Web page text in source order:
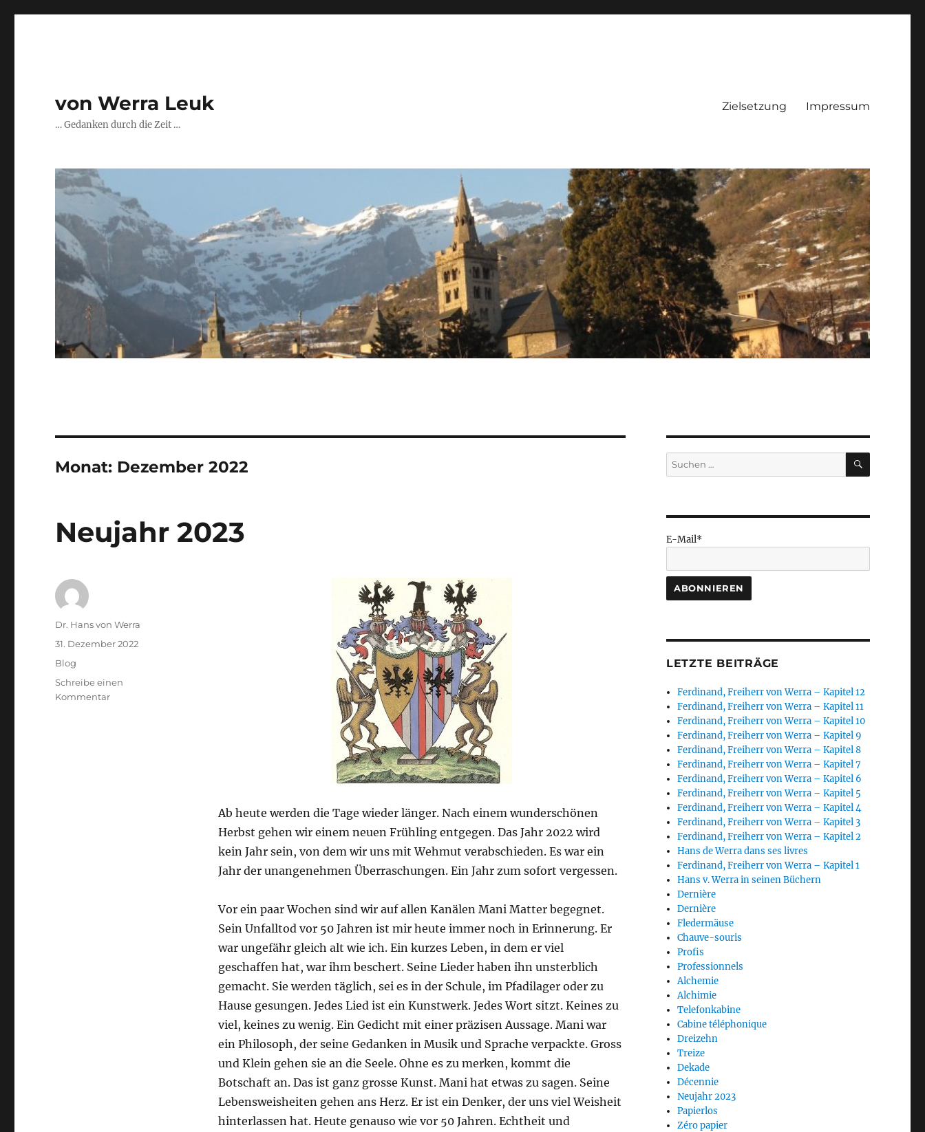
von Werra Leuk
… Gedanken durch die Zeit …
Zielsetzung Impressum
Monat: Dezember 2022
Neujahr 2023
Ab heute werden die Tage wieder länger. Nach einem wunderschönen
Herbst gehen wir einem neuen Frühling entgegen. Das Jahr 2022 wird
kein Jahr sein, von dem wir uns mit Wehmut verabschieden. Es war ein
Jahr der unangenehmen Überraschungen. Ein Jahr zum sofort vergessen.
Vor ein paar Wochen sind wir auf allen Kanälen Mani Matter begegnet.
Sein Unfalltod vor 50 Jahren ist mir heute immer noch in Erinnerung. Er
war ungefähr gleich alt wie ich. Ein kurzes Leben, in dem er viel
geschaffen hat, war ihm beschert. Seine Lieder haben ihn unsterblich
gemacht. Sie werden täglich, sei es in der Schule, im Pfadilager oder zu
Hause gesungen. Jedes Lied ist ein Kunstwerk. Jedes Wort sitzt. Keines zu
viel, keines zu wenig. Ein Gedicht mit einer präzisen Aussage. Mani war
ein Philosoph, der seine Gedanken in Musik und Sprache verpackte. Gross
und Klein gehen sie an die Seele. Ohne es zu merken, kommt die
Botschaft an. Das ist ganz grosse Kunst. Mani hat etwas zu sagen. Seine
Lebensweisheiten gehen ans Herz. Er ist ein Denker, der uns viel Weisheit
hinterlassen hat. Heute genauso wie vor 50 Jahren. Echtheit und
Autor
Dr. Hans von Werra
Veröffentlicht
am
31. Dezember 2022
Kategorien
Blog
Schreibe einen
Kommentarzu
Suchen
nach:
SUCHEN
E-Mail*
LETZTE BEITRÄGE
Ferdinand, Freiherr von Werra – Kapitel 12
Ferdinand, Freiherr von Werra – Kapitel 11
Ferdinand, Freiherr von Werra – Kapitel 10
Ferdinand, Freiherr von Werra – Kapitel 9
Ferdinand, Freiherr von Werra – Kapitel 8
Ferdinand, Freiherr von Werra – Kapitel 7
Ferdinand, Freiherr von Werra – Kapitel 6
Ferdinand, Freiherr von Werra – Kapitel 5
Ferdinand, Freiherr von Werra – Kapitel 4
Ferdinand, Freiherr von Werra – Kapitel 3
Ferdinand, Freiherr von Werra – Kapitel 2
Hans de Werra dans ses livres
Ferdinand, Freiherr von Werra – Kapitel 1
Hans v. Werra in seinen Büchern
Dernière
Dernière
Fledermäuse
Chauve-souris
Profis
Professionnels
Alchemie
Alchimie
Telefonkabine
Cabine téléphonique
Dreizehn
Treize
Dekade
Décennie
Neujahr 2023
Papierlos
Zéro papier